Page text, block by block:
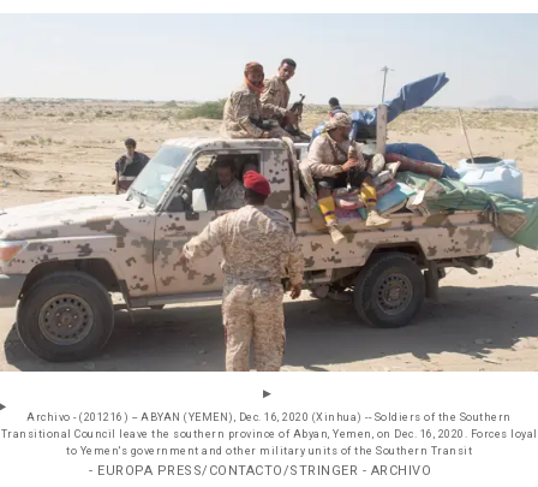
Archivo - (201216) -- ABYAN (YEMEN), Dec. 16, 2020 (Xinhua) -- Soldiers of the Southern
Transitional Council leave the southern province of Abyan, Yemen, on Dec. 16, 2020. Forces loyal
to Yemen's government and other military units of the Southern Transit
- EUROPA PRESS/CONTACTO/STRINGER - ARCHIVO